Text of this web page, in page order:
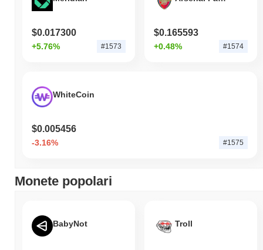
un calo del
$0.017300
+5.76% #1573
$0.165593
+0.48% #1574
WhiteCoin
$0.005456
-3.16% #1575
Monete popolari
BabyNot Troll